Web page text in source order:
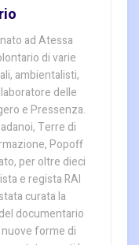
ad Atessa
di varie
ambientalisti,
delle
e Pressenza.
Terre di
Popoff
per oltre dieci
e regista RAI
curata la
documentario
nuove forme di